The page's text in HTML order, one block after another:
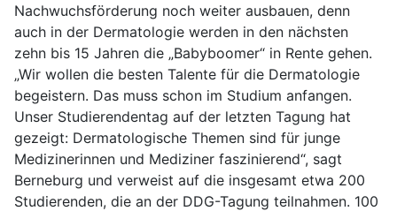
Nachwuchsförderung noch weiter ausbauen, denn
auch in der Dermatologie werden in den nächsten
zehn bis 15 Jahren die „Babyboomer“ in Rente gehen.
„Wir wollen die besten Talente für die Dermatologie
begeistern. Das muss schon im Studium anfangen.
Unser Studierendentag auf der letzten Tagung hat
gezeigt: Dermatologische Themen sind für junge
Medizinerinnen und Mediziner faszinierend“, sagt
Berneburg und verweist auf die insgesamt etwa 200
Studierenden, die an der DDG-Tagung teilnahmen. 100